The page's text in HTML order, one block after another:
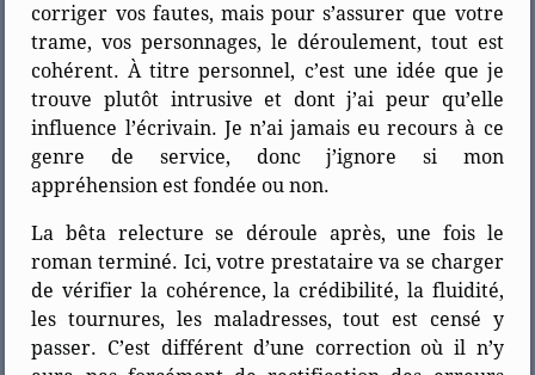
corriger vos fautes, mais pour s’assurer que votre
trame, vos personnages, le déroulement, tout est
cohérent. À titre personnel, c’est une idée que je
trouve plutôt intrusive et dont j’ai peur qu’elle
influence l’écrivain. Je n’ai jamais eu recours à ce
genre de service, donc j’ignore si mon
appréhension est fondée ou non.
La bêta relecture se déroule après, une fois le
roman terminé. Ici, votre prestataire va se charger
de vérifier la cohérence, la crédibilité, la fluidité,
les tournures, les maladresses, tout est censé y
passer. C’est différent d’une correction où il n’y